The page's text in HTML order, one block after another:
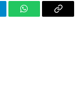
WhatsAppCopy